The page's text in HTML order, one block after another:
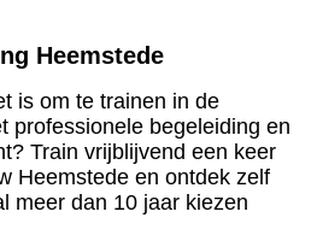
Heemstede
is om te trainen in de
professionele begeleiding en
Train vrijblijvend een keer
Heemstede en ontdek zelf
meer dan 10 jaar kiezen